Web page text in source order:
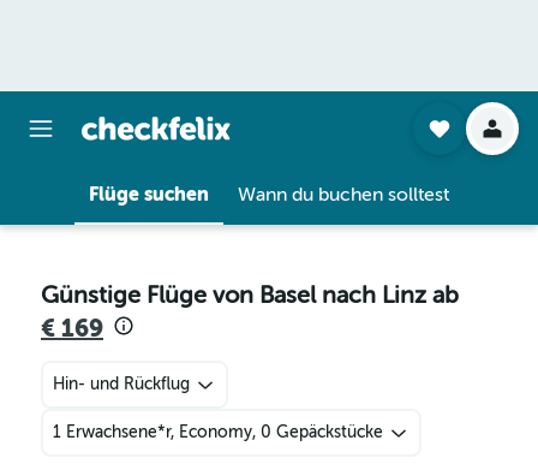
Flüge suchen Wann du buchen solltest
Günstige Flüge von Basel nach Linz ab
€ 169
Hin- und Rückflug
1 Erwachsene*r, Economy, 0 Gepäckstücke